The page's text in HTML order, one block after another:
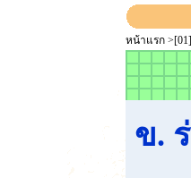
หน้าแรก >
ข.